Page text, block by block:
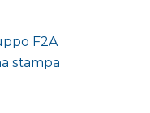
F2A
stampa